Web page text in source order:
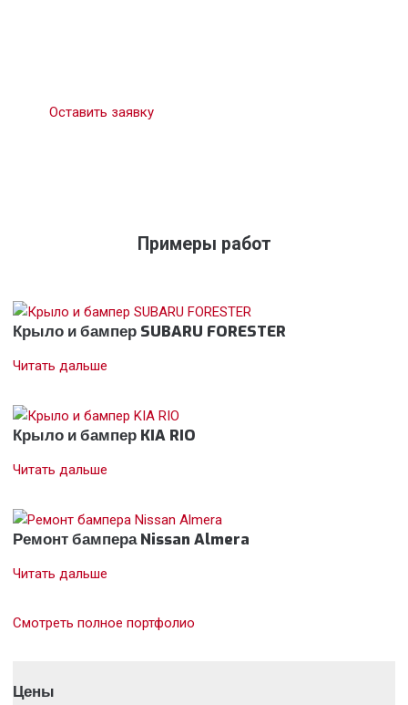
Оставить заявку
Примеры работ
Крыло и бампер SUBARU FORESTER
Читать дальше
Крыло и бампер KIA RIO
Читать дальше
Ремонт бампера Nissan Almera
Читать дальше
Смотреть полное портфолио
Цены